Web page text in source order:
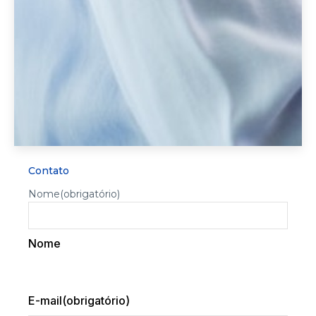
Contato
Nome(obrigatório)
Nome
E-mail(obrigatório)